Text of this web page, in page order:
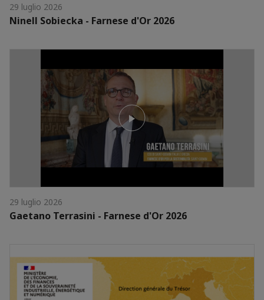
29 luglio 2026
Ninell Sobiecka - Farnese d'Or 2026
29 luglio 2026
Gaetano Terrasini - Farnese d'Or 2026